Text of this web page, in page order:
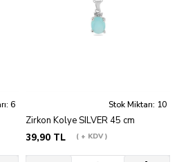
6 Stok Miktarı: 10
Zirkon Kolye SILVER 45 cm
39,90 TL
+ KDV